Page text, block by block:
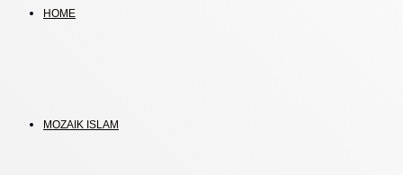
HOME
MOZAIK ISLAM